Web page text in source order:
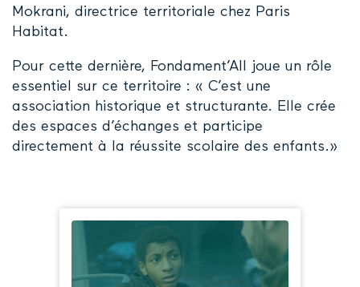
Mokrani, directrice territoriale chez Paris
Habitat.
Pour cette dernière, Fondament’All joue un rôle
essentiel sur ce territoire : « C’est une
association historique et structurante. Elle crée
des espaces d’échanges et participe
directement à la réussite scolaire des enfants.»